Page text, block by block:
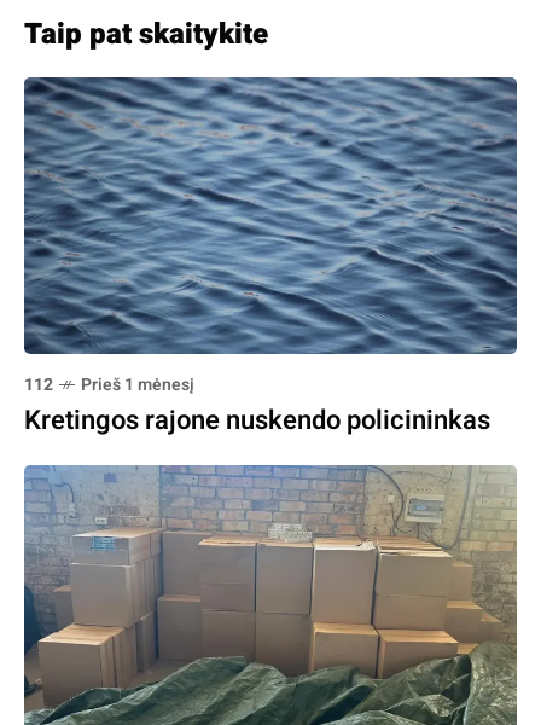
Taip pat skaitykite
112 Prieš 1 mėnesį
Kretingos rajone nuskendo policininkas